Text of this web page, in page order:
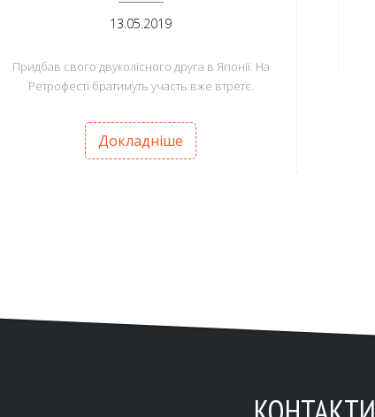
13.05.2019
Придбав свого двуколісного друга в Японії. На
Ретрофесті братимуть участь вже втретє.
Докладніше